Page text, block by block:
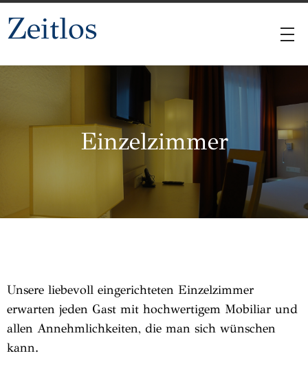
Zeitlos
Einzelzimmer
Unsere liebevoll eingerichteten Einzelzimmer
erwarten jeden Gast mit hochwertigem Mobiliar und
allen Annehmlichkeiten, die man sich wünschen
kann.